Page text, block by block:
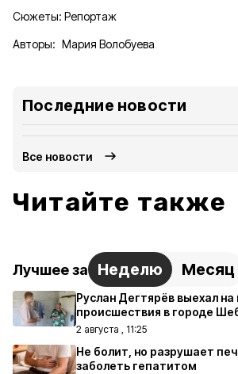
Сюжеты: Репортаж
Авторы: Мария Волобуева
Последние новости
Все новости
Читайте также
Лучшее за Неделю Месяц
Руслан Дегтярёв выехал на
происшествия в городе
2 августа , 11:25
Не болит, но разрушает
заболеть гепатитом